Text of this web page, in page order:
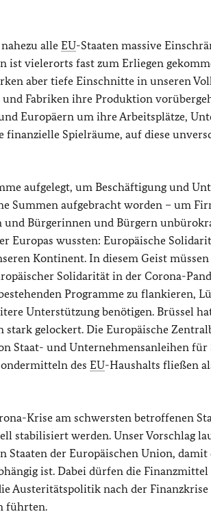
alle EU-Staaten massive
ist vielerorts fast zum Erliegen
aber tiefe Einschnitte in unseren
und Fabriken ihre Produktion
Europäern um ihre Arbeitsplätze,
Spielräume, auf diese
aufgelegt, um Beschäftigung und
Summen aufgebracht worden – um
Bürgerinnen und Bürgern
Europas wussten: Europäische
Kontinent. In diesem Geist
Solidarität in der Corona-
Programme zu flankieren,
Unterstützung benötigen. Brüssel
gelockert. Die Europäische
Staat- und Unternehmensanleihen
des EU-Haushalts fließen
Krise am schwersten betroffenen
werden. Unser Vorschlag
der Europäischen Union,
ist. Dabei dürfen die
Austeritätspolitik nach der
führten.